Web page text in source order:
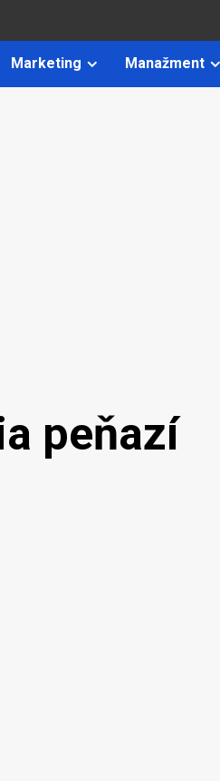
Marketing Manažment
peňazí